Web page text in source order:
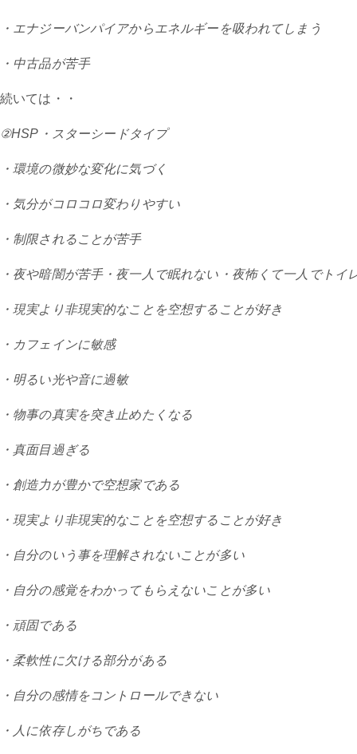
・エナジーバンパイアからエネルギーを吸われてしまう
・中古品が苦手
続いては・・
②HSP・スターシードタイプ
・環境の微妙な変化に気づく
・気分がコロコロ変わりやすい
・制限されることが苦手
・夜や暗闇が苦手・夜一人で眠れない・夜怖くて一人でトイ
・現実より非現実的なことを空想することが好き
・カフェインに敏感
・明るい光や音に過敏
・物事の真実を突き止めたくなる
・真面目過ぎる
・創造力が豊かで空想家である
・現実より非現実的なことを空想することが好き
・自分のいう事を理解されないことが多い
・自分の感覚をわかってもらえないことが多い
・頑固である
・柔軟性に欠ける部分がある
・自分の感情をコントロールできない
・人に依存しがちである